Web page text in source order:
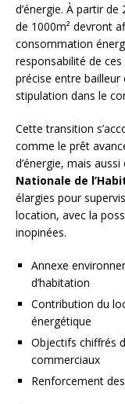
d’énergie. À partir
de 1000m² devront
consommation
responsabilité de ces
précise entre
stipulation dans le
Cette transition
comme le prêt
d’énergie, mais
Nationale de
élargies pour
location, avec la
inopinées.
Annexe
d’habitation
Contribution du
énergétique
Objectifs chiffrés
commerciaux
Renforcement